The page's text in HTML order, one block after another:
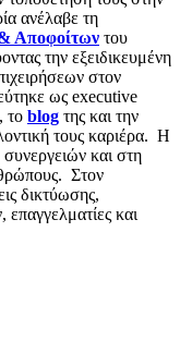
ανέλαβε τη
Αποφοίτων του
την εξειδικευμένη
στον
ως executive
το blog της και την
τους καριέρα. Η
συνεργειών και στη
Στον
δικτύωσης,
και